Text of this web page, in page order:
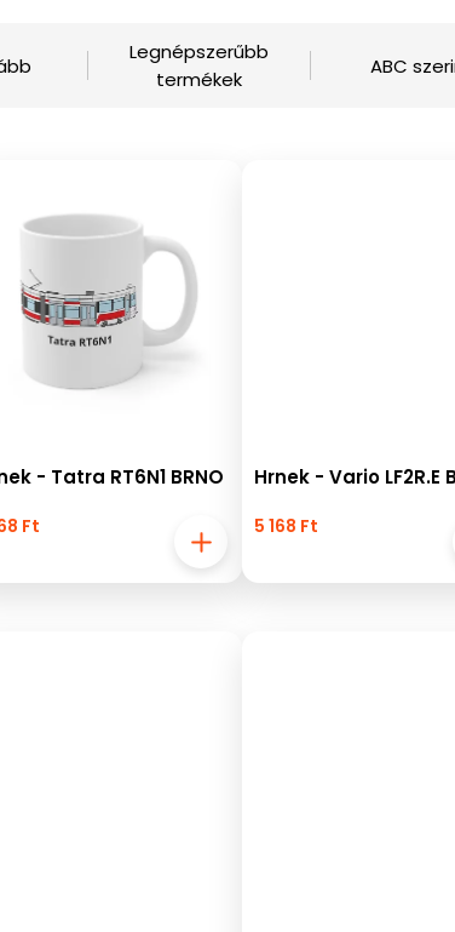
Legnépszerűbb
termékek
ABC
- Tatra RT6N1 BRNO
Ft
Hrnek - Vario LF2R.E
5 168 Ft